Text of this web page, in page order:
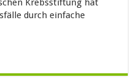
durch einfache